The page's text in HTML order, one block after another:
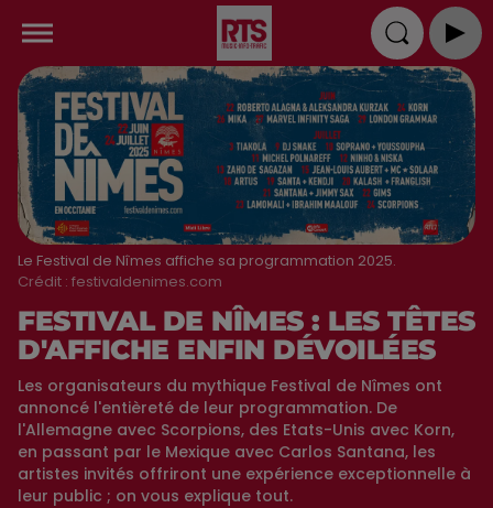
Le Festival de Nîmes affiche sa programmation 2025.
Crédit : festivaldenimes.com
FESTIVAL DE NÎMES : LES TÊTES
D'AFFICHE ENFIN DÉVOILÉES
Les organisateurs du mythique Festival de Nîmes ont
annoncé l'entièreté de leur programmation. De
l'Allemagne avec Scorpions, des Etats-Unis avec Korn,
en passant par le Mexique avec Carlos Santana, les
artistes invités offriront une expérience exceptionnelle à
leur public ; on vous explique tout.